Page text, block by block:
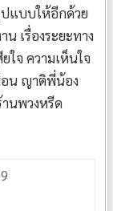
แบบให้อีกด้วย
เรื่องระยะทาง
ใจ ความเห็นใจ
อน ญาติพี่น้อง
นพวงหรีด